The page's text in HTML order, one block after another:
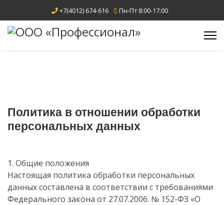
+7(4012) 674-616 Пн-Пт 8:00-17:00
Политика в отношении обработки
персональных данных
1. Общие положения
Настоящая политика обработки персональных
данных составлена в соответствии с требованиями
Федерального закона от 27.07.2006. № 152-ФЗ «О